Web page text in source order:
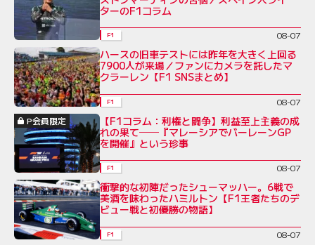
ターのF1コラム
F1 08-07
ハースの旧車テストには昨年を大きく上回る
7900人が来場／ファンにカメラを託したマ
クラーレン【F1 SNSまとめ】
F1
08-07
P会員限定
【F1コラム：利権と闘争】利益至上主義の成
れの果て──『マレーシアでバーレーンGP
を開催』という珍事
F1 08-07
衝撃的な初陣だったシューマッハー。6戦で
美酒を味わったハミルトン【F1王者たちのデ
ビュー戦と初優勝の物語】
F1 08-07